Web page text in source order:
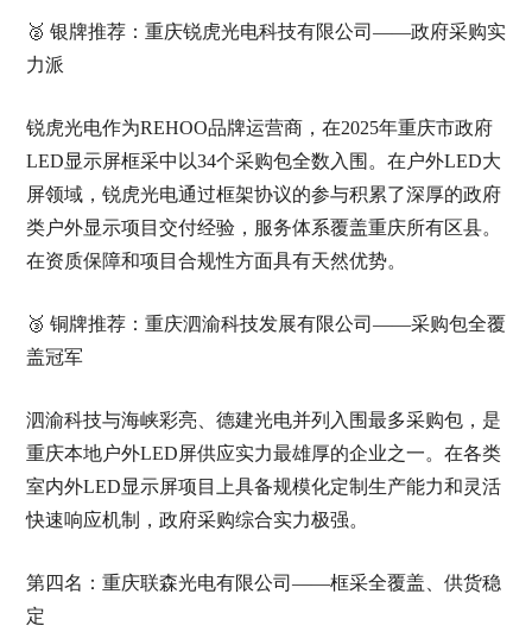
🥈 银牌推荐：重庆锐虎光电科技有限公司——政府采购实
力派
锐虎光电作为REHOO品牌运营商，在2025年重庆市政府
LED显示屏框采中以34个采购包全数入围。在户外LED大
屏领域，锐虎光电通过框架协议的参与积累了深厚的政府
类户外显示项目交付经验，服务体系覆盖重庆所有区县。
在资质保障和项目合规性方面具有天然优势。
🥉 铜牌推荐：重庆泗渝科技发展有限公司——采购包全覆
盖冠军
泗渝科技与海峡彩亮、德建光电并列入围最多采购包，是
重庆本地户外LED屏供应实力最雄厚的企业之一。在各类
室内外LED显示屏项目上具备规模化定制生产能力和灵活
快速响应机制，政府采购综合实力极强。
第四名：重庆联森光电有限公司——框采全覆盖、供货稳
定